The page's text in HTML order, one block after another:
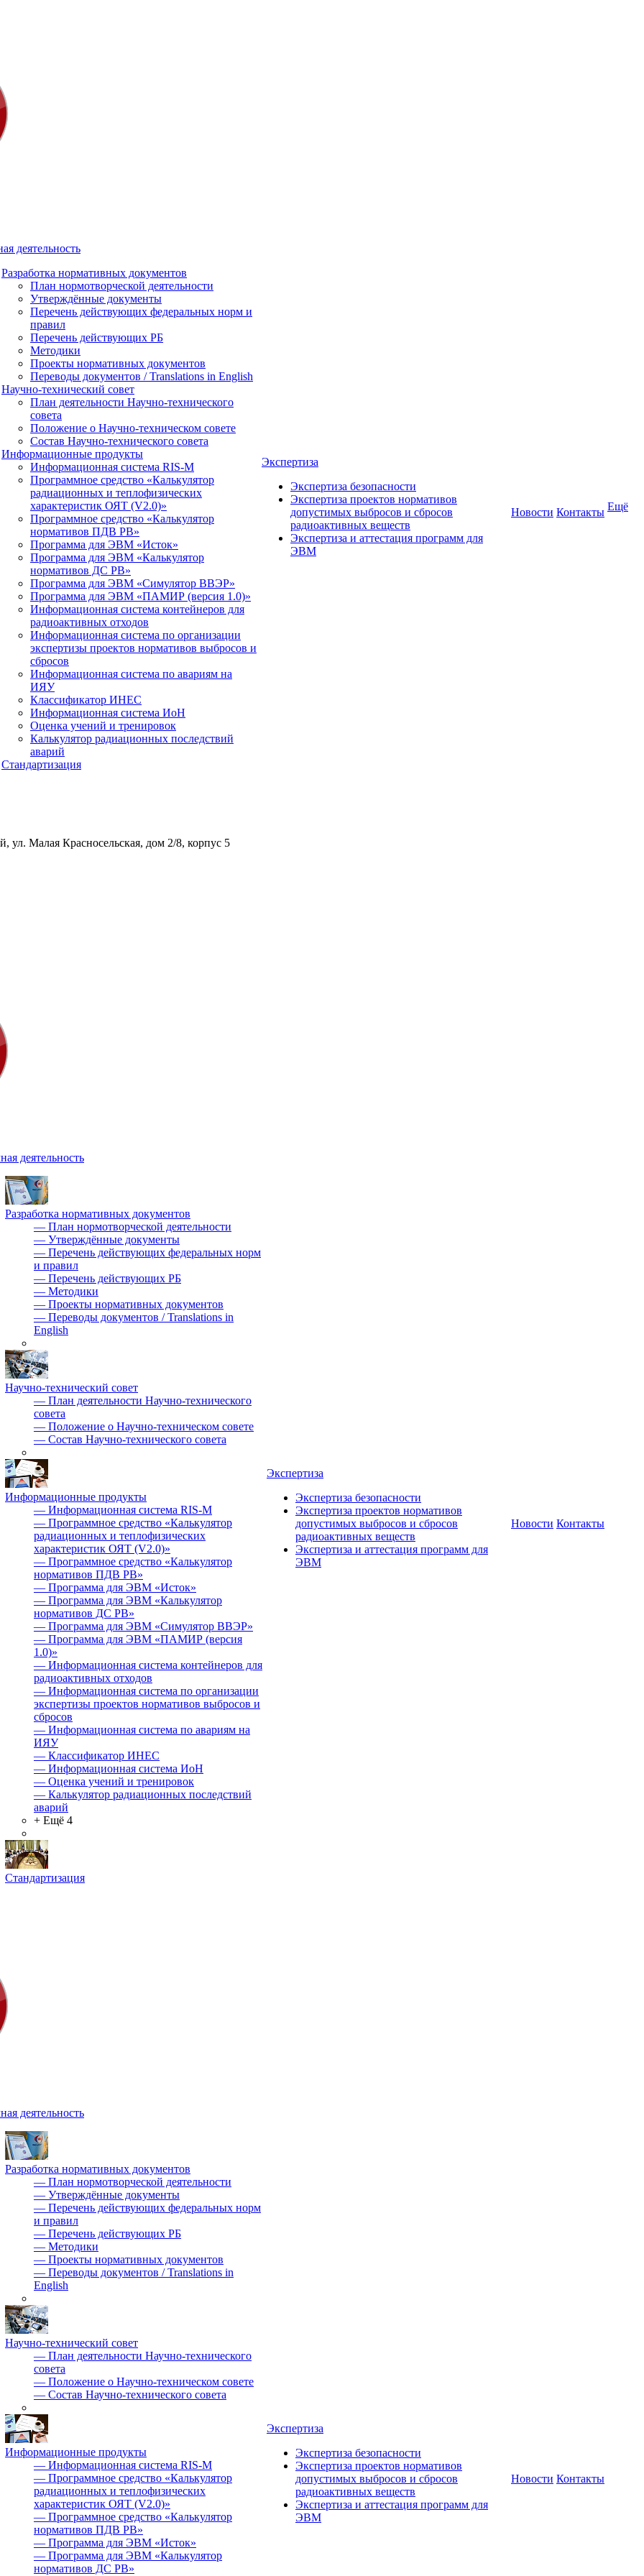
деятельность
Разработка нормативных документов
План нормотворческой деятельности
Утверждённые документы
Перечень действующих федеральных норм и
правил
Перечень действующих РБ
Методики
Проекты нормативных документов
Переводы документов / Translations in English
Научно-технический совет
План деятельности Научно-технического
совета
Положение о Научно-техническом совете
Состав Научно-технического совета
Информационные продукты
Информационная система RIS-M
Программное средство «Калькулятор
радиационных и теплофизических
характеристик ОЯТ (V2.0)»
Программное средство «Калькулятор
нормативов ПДВ РВ»
Программа для ЭВМ «Исток»
Программа для ЭВМ «Калькулятор
нормативов ДС РВ»
Программа для ЭВМ «Симулятор ВВЭР»
Программа для ЭВМ «ПАМИР (версия 1.0)»
Информационная система контейнеров для
радиоактивных отходов
Информационная система по организации
экспертизы проектов нормативов выбросов и
сбросов
Информационная система по авариям на
ИЯУ
Классификатор ИНЕС
Информационная система ИоН
Оценка учений и тренировок
Калькулятор радиационных последствий
аварий
Стандартизация
Экспертиза
Экспертиза безопасности
Экспертиза проектов нормативов
допустимых выбросов и сбросов
радиоактивных веществ
Экспертиза и аттестация программ для
ЭВМ
Новости Контакты Ещё
ул. Малая Красносельская, дом 2/8, корпус 5
деятельность
Разработка нормативных документов
— План нормотворческой деятельности
— Утверждённые документы
— Перечень действующих федеральных норм
и правил
— Перечень действующих РБ
— Методики
— Проекты нормативных документов
— Переводы документов / Translations in
English
Научно-технический совет
— План деятельности Научно-технического
совета
— Положение о Научно-техническом совете
— Состав Научно-технического совета
Информационные продукты
— Информационная система RIS-M
— Программное средство «Калькулятор
радиационных и теплофизических
характеристик ОЯТ (V2.0)»
— Программное средство «Калькулятор
нормативов ПДВ РВ»
— Программа для ЭВМ «Исток»
— Программа для ЭВМ «Калькулятор
нормативов ДС РВ»
— Программа для ЭВМ «Симулятор ВВЭР»
— Программа для ЭВМ «ПАМИР (версия
1.0)»
— Информационная система контейнеров для
радиоактивных отходов
— Информационная система по организации
экспертизы проектов нормативов выбросов и
сбросов
— Информационная система по авариям на
ИЯУ
— Классификатор ИНЕС
— Информационная система ИоН
— Оценка учений и тренировок
— Калькулятор радиационных последствий
аварий
+ Ещё 4
Стандартизация
Экспертиза
Экспертиза безопасности
Экспертиза проектов нормативов
допустимых выбросов и сбросов
радиоактивных веществ
Экспертиза и аттестация программ для
ЭВМ
Новости Контакты
деятельность
Разработка нормативных документов
— План нормотворческой деятельности
— Утверждённые документы
— Перечень действующих федеральных норм
и правил
— Перечень действующих РБ
— Методики
— Проекты нормативных документов
— Переводы документов / Translations in
English
Научно-технический совет
— План деятельности Научно-технического
совета
— Положение о Научно-техническом совете
— Состав Научно-технического совета
Информационные продукты
— Информационная система RIS-M
— Программное средство «Калькулятор
радиационных и теплофизических
характеристик ОЯТ (V2.0)»
— Программное средство «Калькулятор
нормативов ПДВ РВ»
— Программа для ЭВМ «Исток»
— Программа для ЭВМ «Калькулятор
нормативов ДС РВ»
Экспертиза
Экспертиза безопасности
Экспертиза проектов нормативов
допустимых выбросов и сбросов
радиоактивных веществ
Экспертиза и аттестация программ для
ЭВМ
Новости Контакты